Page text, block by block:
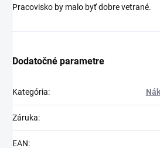
Pracovisko by malo byť dobre vetrané.
Dodatočné parametre
Kategória:
Záruka:
EAN: